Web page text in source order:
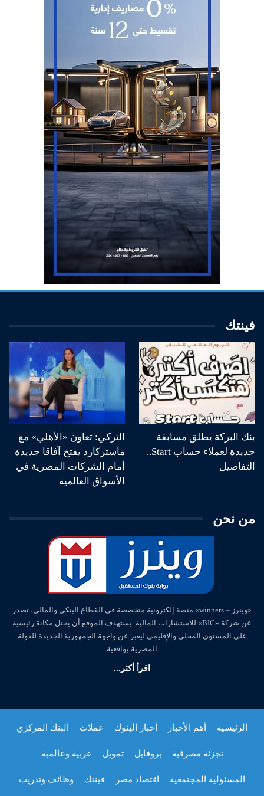
فينتك
بنك البركة يطلق مسابقة
جديدة لعملاء حساب Start..
التفاصيل
التركي: تعاون «الأهلي» مع
ماستركارد يفتح آفاقا جديدة
أمام الشركات المصرية في
الأسواق العالمية
من نحن
«وينرز – winners» منصة إلكترونية متخصصة في القطاع البنكي والمالي، تصدر
عن شركة «BIC» للاستشارات المالية. يستهدف الموقع أن يحتل مكانة رئيسية
على المستوي المحلي والإقليمي ليعبر عن واجهة الجمهورية الجديدة للدولة
المصرية بواقعية
اقرأ أكثر...
الرئيسية أهم الأخبار أخبار البنوك عملات البنك المركزي
تجزئة مصرفية بروفايل تمويل عربية وعالمية
المسئولية المجتمعية اقتصاد مصر فينتك وظائف وتدريب